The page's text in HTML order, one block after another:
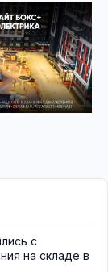
с
на складе в